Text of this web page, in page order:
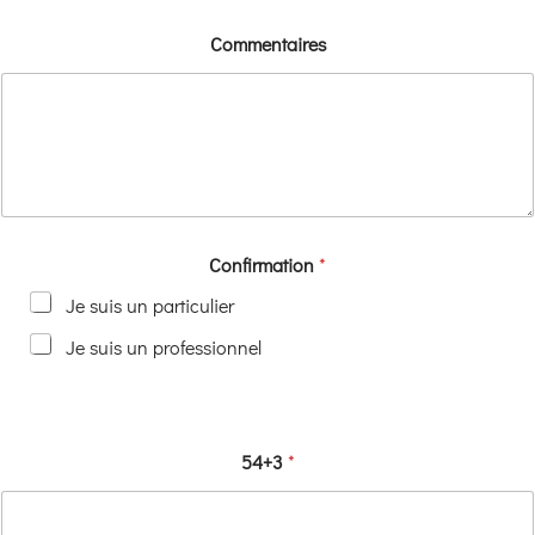
Commentaires
Confirmation*
Je suis un particulier
Je suis un professionnel
54+3*